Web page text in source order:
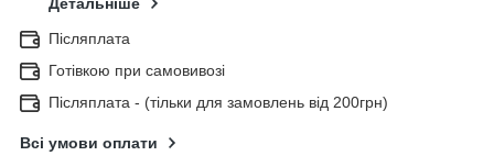
Детальніше
Післяплата
Готівкою при самовивозі
Післяплата - (тільки для замовлень від 200грн)
Всі умови оплати